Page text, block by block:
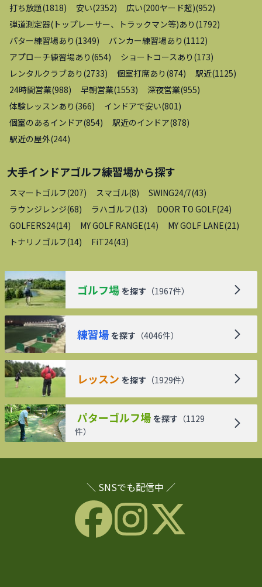
打ち放題(1818) 安い(2352) 広い(200ヤード超)(952)
弾道測定器(トップレーサー、トラックマン等)あり (1792)
パター練習場あり (1349) バンカー練習場あり (1112)
アプローチ練習場あり (654) ショートコースあり (173)
レンタルクラブあり (2733) 個室打席あり (874) 駅近(1125)
24時間営業(988) 早朝営業(1553) 深夜営業(955)
体験レッスンあり (366) インドアで安い(801 )
個室のあるインドア(854) 駅近のインドア(878)
駅近の屋外(244)
大手インドアゴルフ練習場から探す
スマートゴルフ(207) スマゴル(8) SWING24/7(43)
ラウンジレンジ(68) ラハゴルフ(13) DOOR TO GOLF(24)
GOLFERS24(14) MY GOLF RANGE(14) MY GOLF LANE(21 )
トナリノゴルフ(14) FiT24(43)
ゴルフ場 を探す （1967件）
練習場 を探す （4046件）
レッスン を探す （1929件）
パターゴルフ場 を探す （1129
件）
＼ SNSでも配信中 ／